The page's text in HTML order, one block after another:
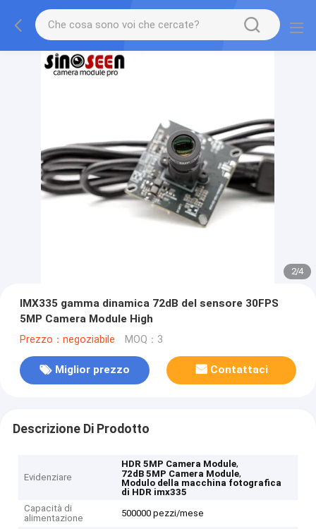
2/4
IMX335 gamma dinamica 72dB del sensore 30FPS
5MP Camera Module High
Prezzo：negoziabile MOQ：3
Miglior prezzo Contattaci
Descrizione Di Prodotto
Evidenziare
HDR 5MP Camera Module,
72dB 5MP Camera Module,
Modulo della macchina fotografica
di HDR imx335
Capacità di
alimentazione
500000 pezzi/mese